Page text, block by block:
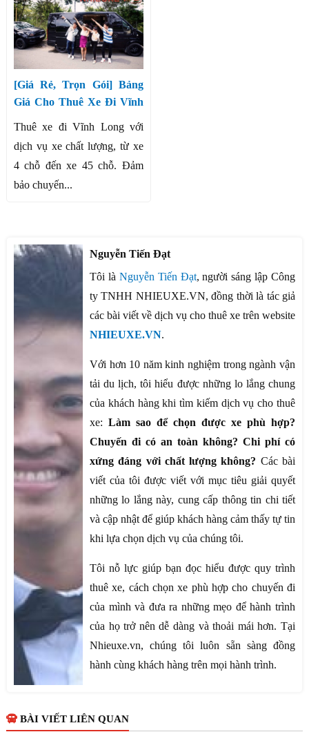
[Giá Rẻ, Trọn Gói] Bảng
Giá Cho Thuê Xe Đi Vĩnh
Thuê xe đi Vĩnh Long với
dịch vụ xe chất lượng, từ xe
4 chỗ đến xe 45 chỗ. Đảm
bảo chuyến...
Nguyễn Tiến Đạt
Tôi là Nguyễn Tiến Đạt, người sáng lập Công
ty TNHH NHIEUXE.VN, đồng thời là tác giả
các bài viết về dịch vụ cho thuê xe trên website
NHIEUXE.VN.
Với hơn 10 năm kinh nghiệm trong ngành vận
tải du lịch, tôi hiểu được những lo lắng chung
của khách hàng khi tìm kiếm dịch vụ cho thuê
xe: Làm sao để chọn được xe phù hợp?
Chuyến đi có an toàn không? Chi phí có
xứng đáng với chất lượng không? Các bài
viết của tôi được viết với mục tiêu giải quyết
những lo lắng này, cung cấp thông tin chi tiết
và cập nhật để giúp khách hàng cảm thấy tự tin
khi lựa chọn dịch vụ của chúng tôi.
Tôi nỗ lực giúp bạn đọc hiểu được quy trình
thuê xe, cách chọn xe phù hợp cho chuyến đi
của mình và đưa ra những mẹo để hành trình
của họ trở nên dễ dàng và thoải mái hơn. Tại
Nhieuxe.vn, chúng tôi luôn sẵn sàng đồng
hành cùng khách hàng trên mọi hành trình.
BÀI VIẾT LIÊN QUAN